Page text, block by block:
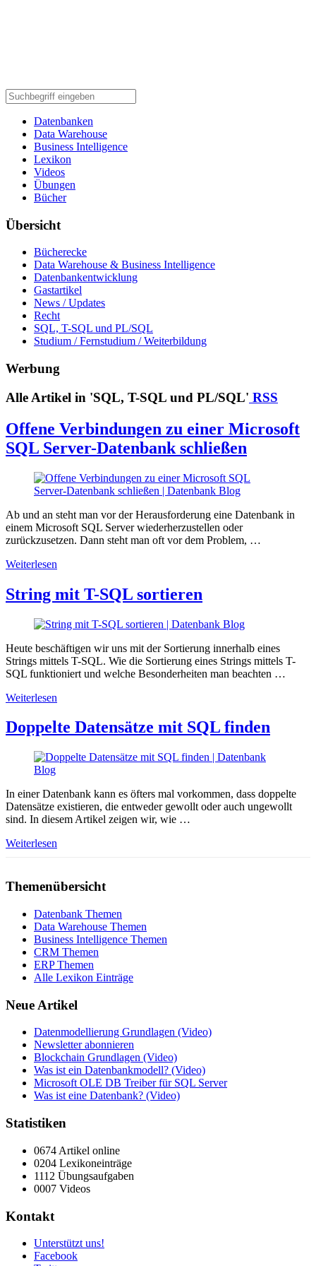
Datenbanken
Data Warehouse
Business Intelligence
Lexikon
Videos
Übungen
Bücher
Übersicht
Bücherecke
Data Warehouse & Business Intelligence
Datenbankentwicklung
Gastartikel
News / Updates
Recht
SQL, T-SQL und PL/SQL
Studium / Fernstudium / Weiterbildung
Werbung
Alle Artikel in 'SQL, T-SQL und PL/SQL' RSS
Offene Verbindungen zu einer Microsoft
SQL Server-Datenbank schließen
Ab und an steht man vor der Herausforderung eine Datenbank in
einem Microsoft SQL Server wiederherzustellen oder
zurückzusetzen. Dann steht man oft vor dem Problem, …
Weiterlesen
String mit T-SQL sortieren
Heute beschäftigen wir uns mit der Sortierung innerhalb eines
Strings mittels T-SQL. Wie die Sortierung eines Strings mittels T-
SQL funktioniert und welche Besonderheiten man beachten …
Weiterlesen
Doppelte Datensätze mit SQL finden
In einer Datenbank kann es öfters mal vorkommen, dass doppelte
Datensätze existieren, die entweder gewollt oder auch ungewollt
sind. In diesem Artikel zeigen wir, wie …
Weiterlesen
Themenübersicht
Datenbank Themen
Data Warehouse Themen
Business Intelligence Themen
CRM Themen
ERP Themen
Alle Lexikon Einträge
Neue Artikel
Datenmodellierung Grundlagen (Video)
Newsletter abonnieren
Blockchain Grundlagen (Video)
Was ist ein Datenbankmodell? (Video)
Microsoft OLE DB Treiber für SQL Server
Was ist eine Datenbank? (Video)
Statistiken
0674 Artikel online
0204 Lexikoneinträge
1112 Übungsaufgaben
0007 Videos
Kontakt
Unterstützt uns!
Facebook